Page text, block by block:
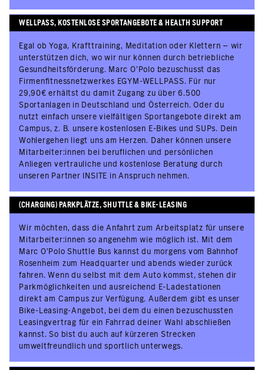
WELLPASS, KOSTENLOSE SPORTANGEBOTE & HEALTH SUPPORT
Egal ob Yoga, Krafttraining, Meditation oder Klettern – wir
unterstützen dich, wo wir nur können durch betriebliche
Gesundheitsförderung. Marc O'Polo bezuschusst das
Firmenfitnessnetzwerkes EGYM-WELLPASS. Für nur
29,90€ erhältst du damit Zugang zu über 6.500
Sportanlagen in Deutschland und Österreich. Oder du
nutzt einfach unsere vielfältigen Sportangebote direkt am
Campus, z. B. unsere kostenlosen E-Bikes und SUPs. Dein
Wohlergehen liegt uns am Herzen. Daher können unsere
Mitarbeiter:innen bei beruflichen und persönlichen
Anliegen vertrauliche und kostenlose Beratung durch
unseren Partner INSITE in Anspruch nehmen.
(CHARGING) PARKPLÄTZE, SHUTTLE & BIKE-LEASING
Wir möchten, dass die Anfahrt zum Arbeitsplatz für unsere
Mitarbeiter:innen so angenehm wie möglich ist. Mit dem
Marc O’Polo Shuttle Bus kannst du morgens vom Bahnhof
Rosenheim zum Headquarter und abends wieder zurück
fahren. Wenn du selbst mit dem Auto kommst, stehen dir
Parkmöglichkeiten und ausreichend E-Ladestationen
direkt am Campus zur Verfügung. Außerdem gibt es unser
Bike-Leasing-Angebot, bei dem du einen bezuschussten
Leasingvertrag für ein Fahrrad deiner Wahl abschließen
kannst. So bist du auch auf kürzeren Strecken
umweltfreundlich und sportlich unterwegs.